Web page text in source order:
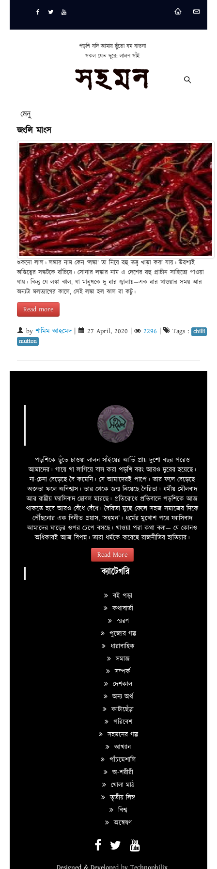
পড়শি যদি আমায় ছুঁতো যম যাতনা
সকল যেত দূরে: লালন সাঁই
মেনু
জংলি মাংস
শুকনো লাল। লঙ্কার নাম কেন ‘লঙ্কা’ তা নিয়ে বহু তত্ত্ব খাড়া করা যায়। উবশ্যই
অস্তিত্বের সঙ্কটকে বাঁচিয়ে। সোনার লঙ্কার নাম এ দেশের বহু প্রাচীন সাহিত্যে পাওয়া
যায়। কিন্তু যে লঙ্কা ঝাল, যা মানুষকে দু বার জ্বালায়—এক বার খাওয়ার সময় আর
অন্যটা মলত্যাগের কালে, সেই লঙ্কা হল ঝাল বা কটু।
Read more
byশামিম আহমেদ| 27 April, 2020 2296 Tags : chilli
mutton
পড়শিকে ছুঁতে চাওয়া লালন সাঁইয়ের আর্তি প্রায় দুশো বছর পরেও
আমাদের। গায়ে গা লাগিয়ে বাস করা পড়শি বরং আরও দুরের হয়েছে।
না-চেনা বেড়েছে বৈ কমেনি। সে আমাদেরই পাপে। তার ফলে বেড়েছে
অজ্ঞতা ফলে অবিশ্বাস। তার থেকে জন্ম নিয়েছে বৈরিতা। ধর্মীয় মৌলবাদ
আর রাষ্ট্রীয় ফ্যাসিবাদ ছোবল মারছে। প্রতিরোধে প্রতিবাদে পড়শিকে আজ
থাকতে হবে আরও বেঁধে বেঁধে। বৈরিতা মুছে ফেলে সহজ সমাজের দিকে
পৌঁছনোর এক বিনীত প্রয়াস, ‘সহমন’। ধর্মের মুখোশ পরে ফ্যাসিবাদ
আমাদের ঘাড়ের ওপর চেপে বসছে। খাওয়া পরা কথা বলা—­­ যে কোনও
অধিকারই আজ বিপন্ন। তারা ধর্মকে করেছে রাজনীতির হাতিয়ার।
Read More
ক্যাটেগরি
বই পড়া
কথাবার্তা
স্মরণ
পুজোর গল্প
ধারাবাহিক
সমাজ
সম্পর্ক
দেশকাল
অন্য অর্থ
কাটাছেঁড়া
পরিবেশ
সহমনের গল্প
আখ্যান
পাঁচমেশালি
অ-শরীরী
খোলা মাঠ
তৃতীয় লিঙ্গ
বিশ্ব
অন্বেষণ